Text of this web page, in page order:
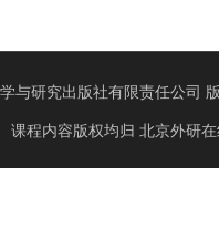
与研究出版社有限责任公司
课程内容版权均归 北京外研